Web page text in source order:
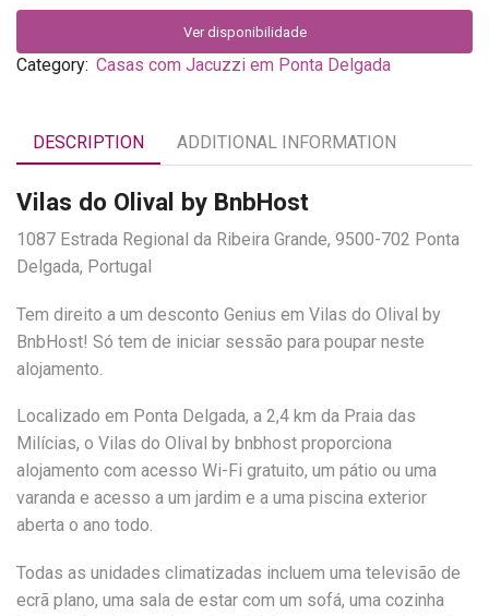
Ver disponibilidade
Category: Casas com Jacuzzi em Ponta Delgada
DESCRIPTION ADDITIONAL INFORMATION
Vilas do Olival by BnbHost
1087 Estrada Regional da Ribeira Grande, 9500-702 Ponta
Delgada, Portugal
Tem direito a um desconto Genius em Vilas do Olival by
BnbHost! Só tem de iniciar sessão para poupar neste
alojamento.
Localizado em Ponta Delgada, a 2,4 km da Praia das
Milícias, o Vilas do Olival by bnbhost proporciona
alojamento com acesso Wi-Fi gratuito, um pátio ou uma
varanda e acesso a um jardim e a uma piscina exterior
aberta o ano todo.
Todas as unidades climatizadas incluem uma televisão de
ecrã plano, uma sala de estar com um sofá, uma cozinha